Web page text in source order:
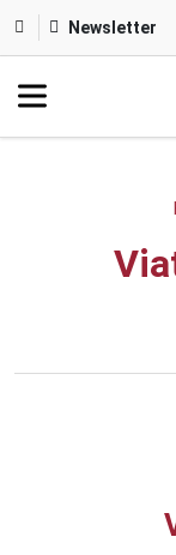
Newsletter